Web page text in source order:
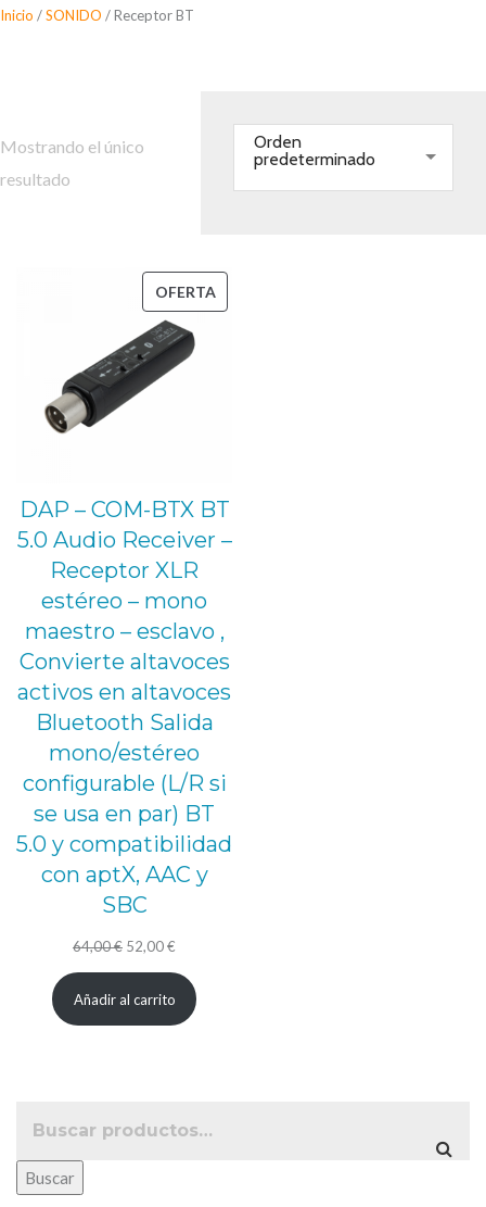
Saltar
Inicio /SONIDO / Receptor BT
Mostrando el único
resultado
Orden
predeterminado
OFERTAPRODUCTO
DAP – COM-BTX BT
5.0 Audio Receiver –
Receptor XLR
estéreo – mono
maestro – esclavo ,
Convierte altavoces
activos en altavoces
Bluetooth Salida
mono/estéreo
configurable (L/R si
se usa en par) BT
5.0 y compatibilidad
con aptX, AAC y
SBC
64,00€ El
precio
original
52,00€
precio
actual
Añadir al carrito
Buscar